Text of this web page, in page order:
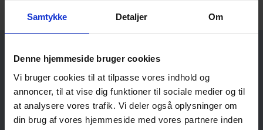
Samtykke Detaljer Om
Denne hjemmeside bruger cookies
Vi bruger cookies til at tilpasse vores indhold og
annoncer, til at vise dig funktioner til sociale medier og til
at analysere vores trafik. Vi deler også oplysninger om
din brug af vores hjemmeside med vores partnere inden
Se hvordan vi hjalp andre